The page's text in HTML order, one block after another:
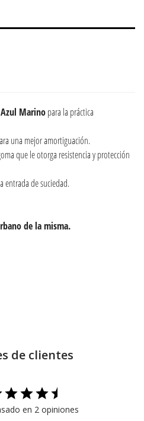
Azul Marinopara la práctica
una mejor amortiguación.
que le otorga resistencia y protección
entrada de suciedad.
de la misma.
de clientes
en 2 opiniones